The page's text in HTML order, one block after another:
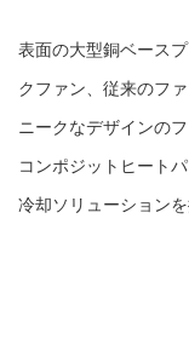
表面の大型銅ベース
クファン、従来のフ
ニークなデザインの
コンポジットヒート
冷却ソリューションを